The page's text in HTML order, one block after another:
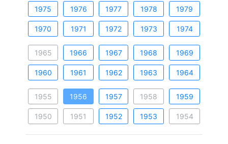
1975 1976 1977 1978 1979
1970 1971 1972 1973 1974
1965 1966 1967 1968 1969
1960 1961 1962 1963 1964
1955 1956 1957 1958 1959
1950 1951 1952 1953 1954